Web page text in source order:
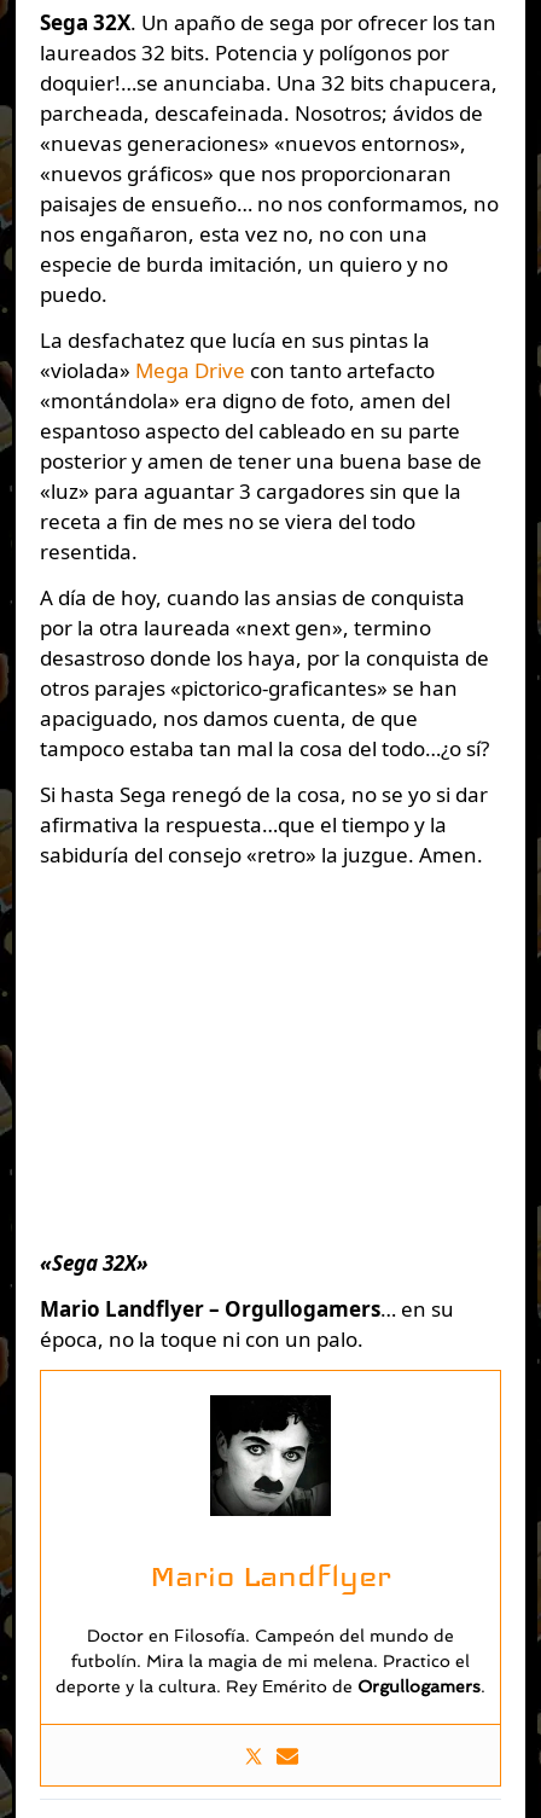
Sega 32X. Un apaño de sega por ofrecer los tan
laureados 32 bits. Potencia y polígonos por
doquier!…se anunciaba. Una 32 bits chapucera,
parcheada, descafeinada. Nosotros; ávidos de
«nuevas generaciones» «nuevos entornos»,
«nuevos gráficos» que nos proporcionaran
paisajes de ensueño… no nos conformamos, no
nos engañaron, esta vez no, no con una
especie de burda imitación, un quiero y no
puedo.
La desfachatez que lucía en sus pintas la
«violada» Mega Drive con tanto artefacto
«montándola» era digno de foto, amen del
espantoso aspecto del cableado en su parte
posterior y amen de tener una buena base de
«luz» para aguantar 3 cargadores sin que la
receta a fin de mes no se viera del todo
resentida.
A día de hoy, cuando las ansias de conquista
por la otra laureada «next gen», termino
desastroso donde los haya, por la conquista de
otros parajes «pictorico-graficantes» se han
apaciguado, nos damos cuenta, de que
tampoco estaba tan mal la cosa del todo…¿o sí?
Si hasta Sega renegó de la cosa, no se yo si dar
afirmativa la respuesta…que el tiempo y la
sabiduría del consejo «retro» la juzgue. Amen.
«Sega 32X»
Mario Landflyer – Orgullogamers… en su
época, no la toque ni con un palo.
Mario Landflyer
Doctor en Filosofía. Campeón del mundo de
futbolín. Mira la magia de mi melena. Practico el
deporte y la cultura. Rey Emérito de Orgullogamers.